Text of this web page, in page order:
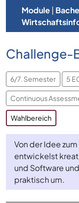
Module|
Challenge-
6/7. Semester 5
Continuous
Wahlbereich
Von der Idee
entwickelst
und Software
praktisch um.